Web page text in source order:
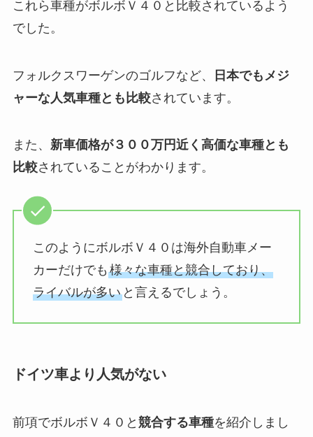
これら車種がボルボＶ４０と比較されているよう
でした。
フォルクスワーゲンのゴルフなど、
日本でもメジ
ャーな人気車種とも比較されています。
また、 新車価格が３００万円近く高価な車種とも
比較されていることがわかります。
このようにボルボＶ４０は海外自動車メー
カーだけでも 様々な車種と競合しており、
ライバルが多いと言えるでしょう。
ドイツ車より人気がない
前項でボルボＶ４０と 競合する車種を紹介しまし